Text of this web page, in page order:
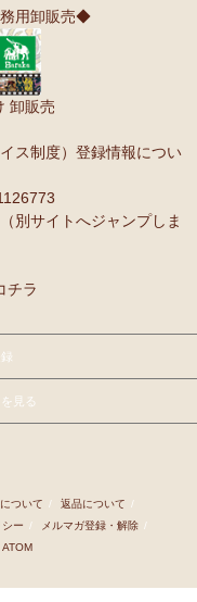
ィンガ・アーティスト
中！
ンゲ◇ハイクオリティ
カシューナッツ ワケあ
レンダー『ティンガテ
登場！
フリカの色』
ザンジバル金職人のハ
うことで、『しんぞうと
顔があっと言う間に満開
う子ども、面白すぎる
へのご感想
ます。
、ありがとうございま
いけど、色も素敵！
づけを楽しみます！
のご感想
無料■カフェアフリ
用卸販売◆
卸販売
ス制度）登録情報につい
別サイトへジャンプしま
チラ
見る
ついて / 返品について
/
ー / メルマガ登録・解除 /
ATOM